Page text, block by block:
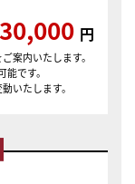
円
案内いたします。
です。
いたします。